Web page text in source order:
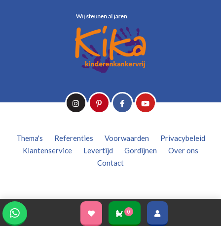
0
Thema's Referenties Voorwaarden
Privacybeleid
Klantenservice
Levertijd Gordijnen
Over ons
Contact